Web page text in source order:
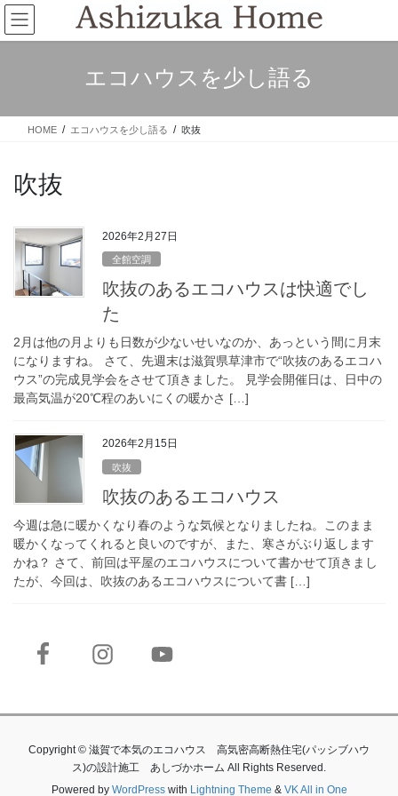
コ
ン
テ
ス
ナ
ビ
ゲ
ン
エコハウスを少し語る
HOME エコハウスを少し語る 吹抜
吹抜
2026年2月27日
全館空調
吹抜のあるエコハウスは快適でし
た
2月は他の月よりも日数が少ないせいなのか、あっという間に月末
になりますね。 さて、先週末は滋賀県草津市で“吹抜のあるエコハ
ウス”の完成見学会をさせて頂きました。 見学会開催日は、日中の
最高気温が20℃程のあいにくの暖かさ […]
2026年2月15日
吹抜
吹抜のあるエコハウス
今週は急に暖かくなり春のような気候となりましたね。このまま
暖かくなってくれると良いのですが、また、寒さがぶり返します
かね？ さて、前回は平屋のエコハウスについて書かせて頂きまし
たが、今回は、吹抜のあるエコハウスについて書 […]
Copyright © 滋賀で本気のエコハウス 高気密高断熱住宅(パッシブハウ
ス)の設計施工 あしづかホーム All Rights Reserved.
Powered by WordPresswith Lightning Theme & VK All in One